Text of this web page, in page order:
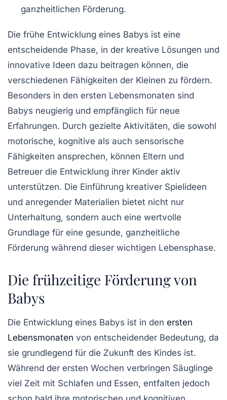
ganzheitlichen Förderung.
Die frühe Entwicklung eines Babys ist eine
entscheidende Phase, in der kreative Lösungen und
innovative Ideen dazu beitragen können, die
verschiedenen Fähigkeiten der Kleinen zu fördern.
Besonders in den ersten Lebensmonaten sind
Babys neugierig und empfänglich für neue
Erfahrungen. Durch gezielte Aktivitäten, die sowohl
motorische, kognitive als auch sensorische
Fähigkeiten ansprechen, können Eltern und
Betreuer die Entwicklung ihrer Kinder aktiv
unterstützen. Die Einführung kreativer Spielideen
und anregender Materialien bietet nicht nur
Unterhaltung, sondern auch eine wertvolle
Grundlage für eine gesunde, ganzheitliche
Förderung während dieser wichtigen Lebensphase.
Die frühzeitige Förderung von
Babys
Die Entwicklung eines Babys ist in den ersten
Lebensmonaten von entscheidender Bedeutung, da
sie grundlegend für die Zukunft des Kindes ist.
Während der ersten Wochen verbringen Säuglinge
viel Zeit mit Schlafen und Essen, entfalten jedoch